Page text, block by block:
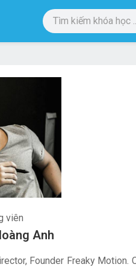
viên
Anh
Founder Freaky Motion.